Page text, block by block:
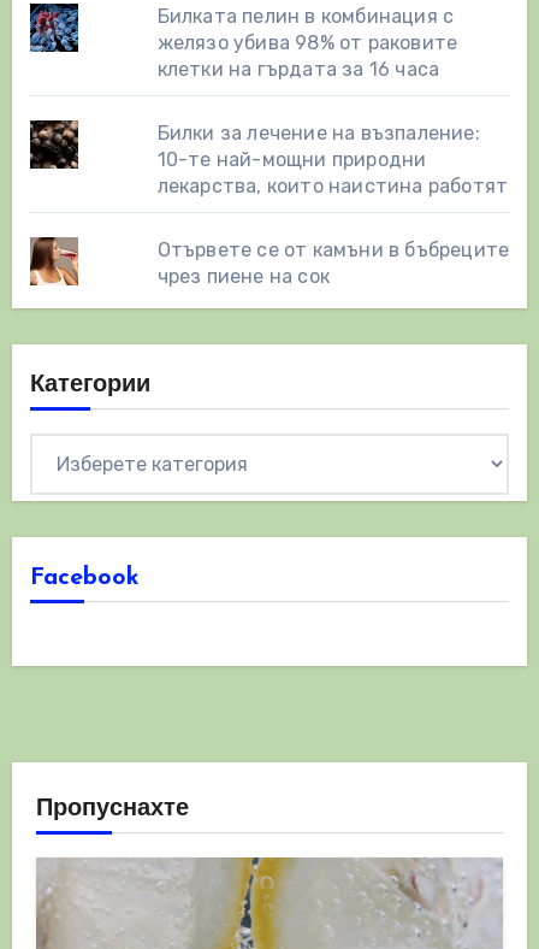
Билката пелин в комбинация с
желязо убива 98% от раковите
клетки на гърдата за 16 часа
Билки за лечение на възпаление:
10-те най-мощни природни
лекарства, които наистина работят
Отървете се от камъни в бъбреците
чрез пиене на сок
Категории
Facebook
Пропуснахте